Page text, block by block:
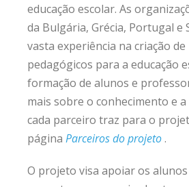
educação escolar. As
da Bulgária, Grécia, Portugal e
vasta experiência na criação
pedagógicos para a educação
formação de alunos e
mais sobre o conhecimento e
cada parceiro traz para o
página Parceiros do projeto.
O projeto visa apoiar os